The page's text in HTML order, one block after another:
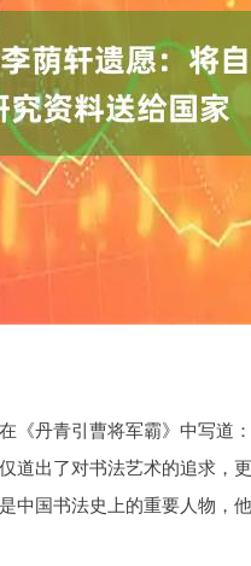
《丹青引曹将军霸》中写道
道出了对书法艺术的追求，
国书法史上的重要人物，